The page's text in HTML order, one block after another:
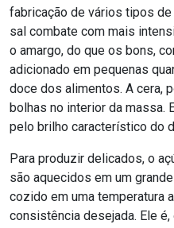
fabricação de vários tipos
sal combate com mais
o amargo, do que os bons,
adicionado em pequenas
doce dos alimentos. A cera,
bolhas no interior da massa.
pelo brilho característico do
Para produzir delicados, o
são aquecidos em um
cozido em uma temperatura
consistência desejada. Ele